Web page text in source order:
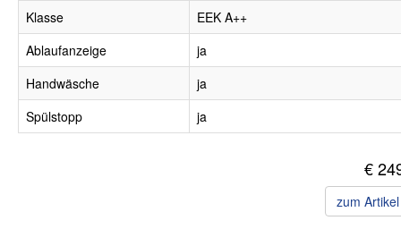
Klasse
EEK A++
Ablaufanzeige
ja
Handwäsche
ja
Spülstopp
ja
€
zum